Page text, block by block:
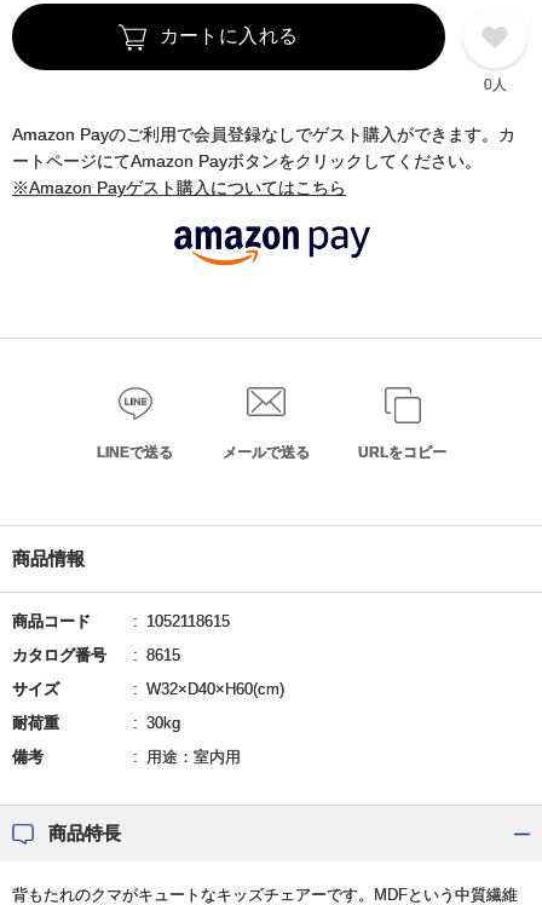
カートに入れる
0人
Amazon Payのご利用で会員登録なしでゲスト購入ができます。カ
ートページにてAmazon Payボタンをクリックしてください。
※Amazon Payゲスト購入についてはこちら
LINEで送る メールで送る URLをコピー
商品情報
商品コード
1052118615
カタログ番号
8615
サイズ
W32×D40×H60(cm)
耐荷重
30kg
備考
用途：室内用
商品特長
背もたれのクマがキュートなキッズチェアーです。MDFという中質繊維